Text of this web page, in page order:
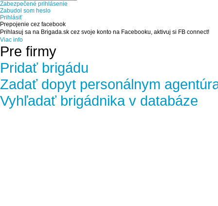
Zabezpečené prihlásenie
Zabudol som heslo
Prihlásiť
Prepojenie cez facebook
Prihlasuj sa na Brigada.sk cez svoje konto na Facebooku, aktivuj si FB connect!
Viac info
Pre firmy
Pridať brigádu
Zadať dopyt personálnym
Vyhľadať brigádnika v databáze